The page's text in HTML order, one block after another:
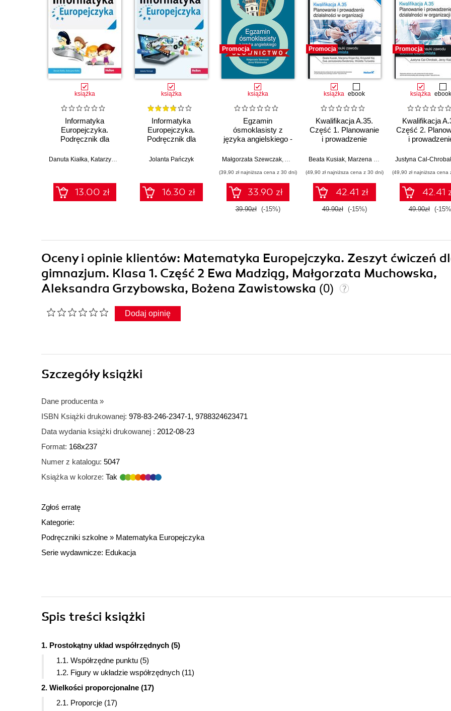
książka
Informatyka
Europejczyka.
Podręcznik dla
Klasa 5 (Wydanie II)
Danuta Kiałka Katarzyna Kiałka
13.00 zł
książka
Informatyka
Europejczyka.
Podręcznik dla
Klasa 8 (Wydanie II)
Jolanta Pańczyk
16.30 zł
Promocja
książka
Egzamin
ósmoklasisty z
języka angielskiego -
Małgorzata Szewczak Anna Wiśniewska
(39,90 zł najniższa cena z 30 dni)
33.90 zł
39.90zł (-15%)
Promocja
książka ebook
Kwalifikacja A.35.
Część 1. Planowanie
i prowadzenie
organizacji.
zawodu technik
ekonomista
Beata Kusiak Marzena Krigar-Koj ,Krzysztof Koj,
(49,90 zł najniższa cena z 30 dni)
42.41 zł
49.90zł (-15%)
Promocja
książka ebook
Kwalifikacja
Część 2.
i
organizacji.
zawodu
ekonomista
Justyna Cal-
(49,90 zł najniższa cena
42.41
49.90zł (-
Oceny i opinie klientów: Matematyka Europejczyka. Zeszyt ćwiczeń
gimnazjum. Klasa 1. Część 2 Ewa Madziąg, Małgorzata Muchowska,
Aleksandra Grzybowska, Bożena Zawistowska (0)
Dodaj opinię
Szczegółyksiążki
Dane producenta »
ISBN Książki drukowanej: 978-83-246-2347-1, 9788324623471
Data wydania książki drukowanej : 2012-08-23
Format: 168x237
Numer z katalogu: 5047
Książka w kolorze: Tak
Zgłoś erratę
Kategorie:
Podręczniki szkolne » Matematyka Europejczyka
Serie wydawnicze: Edukacja
Spis treści książki
1. Prostokątny układ współrzędnych (5)
1.1. Współrzędne punktu (5)
1.2. Figury w układzie współrzędnych (11)
2. Wielkości proporcjonalne (17)
2.1. Proporcje (17)